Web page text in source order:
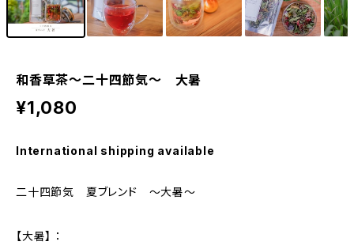
和香草茶～二十四節気～ 大暑
¥1,080
International shipping available
二十四節気 夏ブレンド 〜大暑〜
【大暑】 ：